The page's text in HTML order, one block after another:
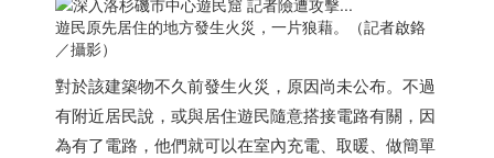
遊民原先居住的地方發生火災，一片狼藉。（記者啟鉻
／攝影）
對於該建築物不久前發生火災，原因尚未公布。不過
有附近居民說，或與居住遊民隨意搭接電路有關，因
為有了電路，他們就可以在室內充電、取暖、做簡單